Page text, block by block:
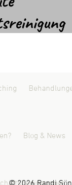
Blog & News
© 2026 Randi